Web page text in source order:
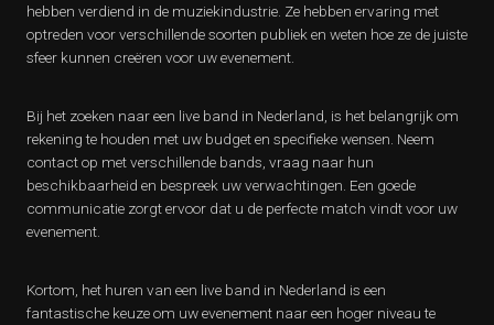
hebben verdiend in de muziekindustrie. Ze hebben ervaring met
optreden voor verschillende soorten publiek en weten hoe ze de juiste
sfeer kunnen creëren voor uw evenement.
Bij het zoeken naar een live band in Nederland, is het belangrijk om
rekening te houden met uw budget en specifieke wensen. Neem
contact op met verschillende bands, vraag naar hun
beschikbaarheid en bespreek uw verwachtingen. Een goede
communicatie zorgt ervoor dat u de perfecte match vindt voor uw
evenement.
Kortom, het huren van een live band in Nederland is een
fantastische keuze om uw evenement naar een hoger niveau te